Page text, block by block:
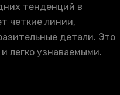
тенденций в
четкие линии,
детали. Это
легко узнаваемыми.